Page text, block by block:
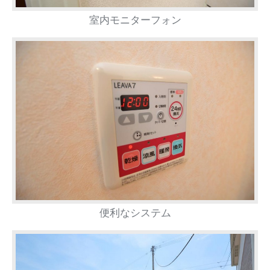
室内モニターフォン
便利なシステム